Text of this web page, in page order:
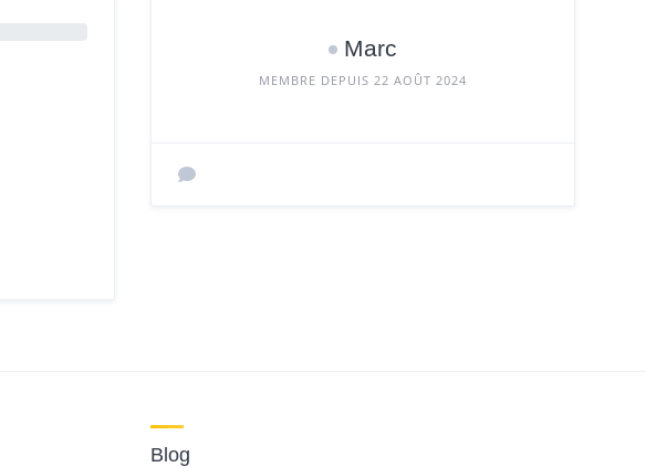
Marc
MEMBRE DEPUIS 22 AOÛT 2024
Blog